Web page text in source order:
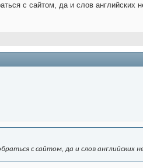
с сайтом, да и слов английских
с сайтом, да и слов английских